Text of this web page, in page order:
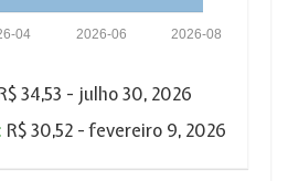
2026-08
2026-06
04
34,53 - julho 30, 2026
R$ 30,52 - fevereiro 9, 2026